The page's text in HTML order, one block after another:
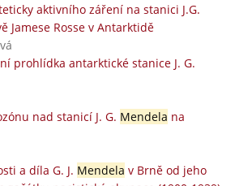
aktivního záření na stanici J.G.
Jamese Rosse v Antarktidě
prohlídka antarktické stanice J. G.
nad stanicí J. G. Mendela na
a díla G. J. Mendela v Brně od jeho